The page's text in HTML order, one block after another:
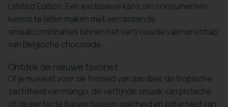
Limited Edition. Een exclusieve kans om consumenten
kennis te laten maken met verrassende
smaakcombinaties binnen het vertrouwde vakmanschap
van Belgische chocolade.
Ontdek de nieuwe favoriet
Of je nu kiest voor de frisheid van aardbei, de tropische
zachtheid van mango, de verfijnde smaak van pistache
of de perfecte balans tussen zoetheid en bitterheid van